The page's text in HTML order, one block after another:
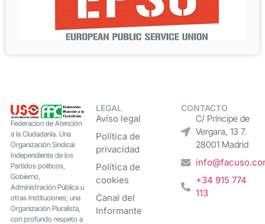
Federacion de Atención
a la Ciudadanía. Una
Organización Sindical
Independiente de los
Partidos políticos,
Gobierno,
Administración Pública u
otras Instituciones; una
Organización Pluralista,
con profundo respeto a
LEGAL
Aviso legal
Política de
privacidad
Política de
cookies
Canal del
Informante
CONTACTO
C/ Príncipe de
Vergara, 13 7.
28001 Madrid
+34 915 774
113